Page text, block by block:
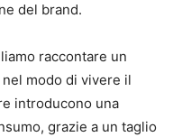
del brand.
raccontare un
modo di vivere il
introducono una
grazie a un taglio